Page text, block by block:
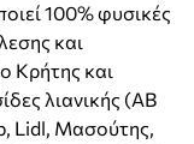
100% φυσικές
και
Κρήτης και
λιανικής (ΑΒ
Lidl, Μασούτης,